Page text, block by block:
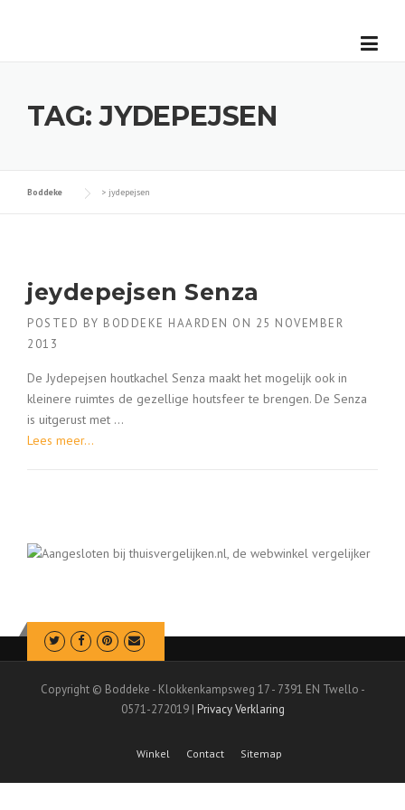
TAG:JYDEPEJSEN
Boddeke > jydepejsen
jeydepejsen Senza
POSTED BY BODDEKE HAARDEN ON 25 NOVEMBER
2013
De Jydepejsen houtkachel Senza maakt het mogelijk ook in
kleinere ruimtes de gezellige houtsfeer te brengen. De Senza
is uitgerust met ...
Lees meer...
Copyright © Boddeke - Klokkenkampsweg 17 - 7391 EN Twello -
0571-272019 | Privacy Verklaring
Winkel Contact Sitemap